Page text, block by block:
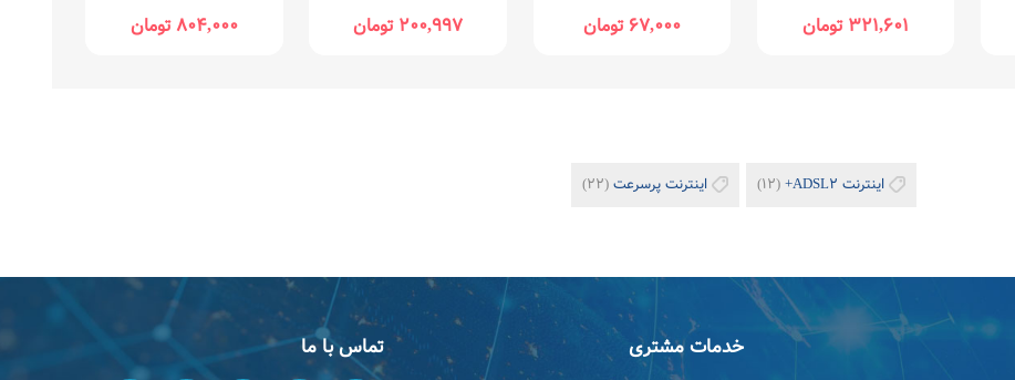
۳۲۱,۶۰۱ تومان ۶۷,۰۰۰ تومان ۲۰۰,۹۹۷ تومان ۸۰۴,۰۰۰ تومان
اینترنت ADSL۲+ (۱۲) اینترنت پرسرعت(۲۲)
خدمات مشتری تماس با ما